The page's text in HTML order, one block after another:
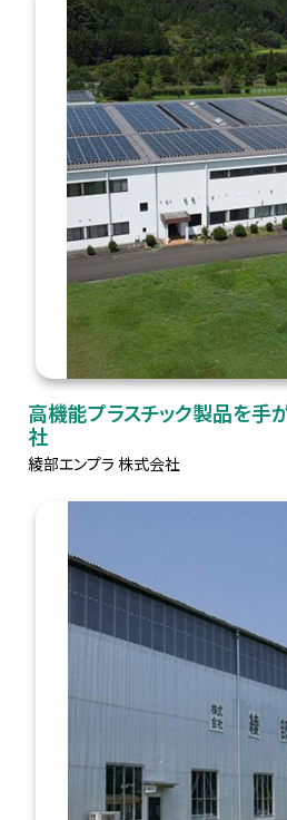
高機能プラスチック製品を手
社
綾部エンプラ 株式会社